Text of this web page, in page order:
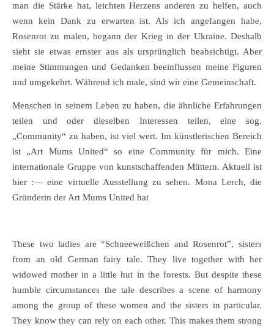
man die Stärke hat, leichten Herzens anderen zu helfen, auch
wenn kein Dank zu erwarten ist. Als ich angefangen habe,
Rosenrot zu malen, begann der Krieg in der Ukraine. Deshalb
sieht sie etwas ernster aus als ursprünglich beabsichtigt. Aber
meine Stimmungen und Gedanken beeinflussen meine Figuren
und umgekehrt. Während ich male, sind wir eine Gemeinschaft.
Menschen in seinem Leben zu haben, die ähnliche Erfahrungen
teilen und oder dieselben Interessen teilen, eine sog.
„Community“ zu haben, ist viel wert. Im künstlerischen Bereich
ist „Art Mums United“ so eine Community für mich. Eine
internationale Gruppe von kunstschaffenden Müttern. Aktuell ist
hier :— eine virtuelle Ausstellung zu sehen. Mona Lerch, die
Gründerin der Art Mums United hat
These two ladies are “Schneeweißchen and Rosenrot”, sisters
from an old German fairy tale. They live together with her
widowed mother in a little hut in the forests. But despite these
humble circumstances the tale describes a scene of harmony
among the group of these women and the sisters in particular.
They know they can rely on each other. This makes them strong